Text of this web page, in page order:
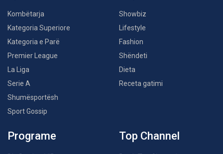
Kombëtarja
Kategoria Superiore
Kategoria e Parë
Premier League
La Liga
Serie A
Shumësportësh
Sport Gossip
Showbiz
Lifestyle
Fashion
Shëndeti
Dieta
Receta gatimi
Programe Top Channel